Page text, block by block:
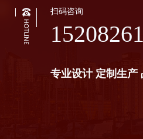
扫码咨询
专业设计 定制生产